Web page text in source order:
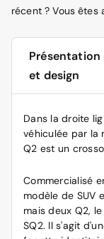
récent ? Vous êtes
Présentation
et design
Dans la droite
véhiculée par la
Q2 est un
Commercialisé
modèle de SUV
mais deux Q2,
SQ2. Il s'agit